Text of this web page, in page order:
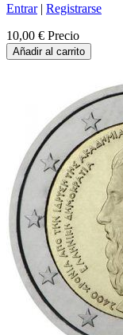
Entrar| Registrarse
10,00 € Precio
Añadir al carrito